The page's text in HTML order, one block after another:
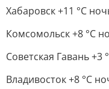
Хабаровск +11 °C
Комсомольск +8 °C
Советская Гавань
Владивосток +8 °C